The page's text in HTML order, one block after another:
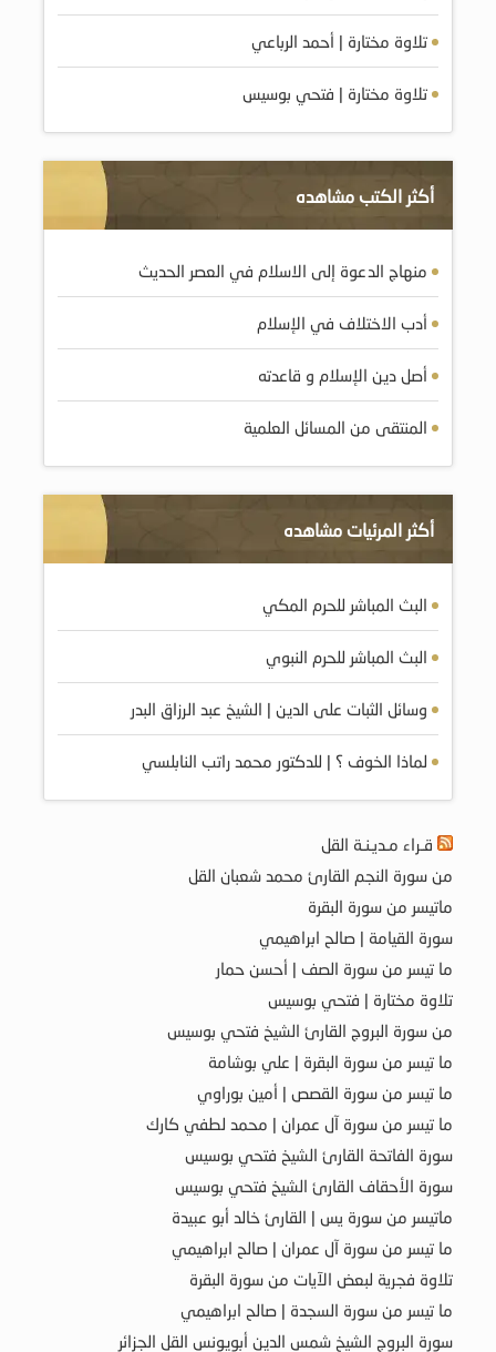
تلاوة مختارة | أحمد الرباعي
تلاوة مختارة | فتحي بوسيس
أكثر الكتب مشاهده
منهاج الدعوة إلى الاسلام في العصر الحديث
أدب الاختلاف في الإسلام
أصل دين الإسلام و قاعدته
المنتقى من المسائل العلمية
أكثر المرئيات مشاهده
البث المباشر للحرم المكي
البث المباشر للحرم النبوي
وسائل الثبات على الدين | الشيخ عبد الرزاق البدر
لماذا الخوف ؟ | للدكتور محمد راتب النابلسي
قـراء مـديـنـة القل
من سورة النجم القارئ محمد شعبان القل
ماتيسر من سورة البقرة
سورة القيامة | صالح ابراهيمي
ما تيسر من سورة الصف | أحسن حمار
تلاوة مختارة | فتحي بوسيس
من سورة البروج القارئ الشيخ فتحي بوسيس
ما تيسر من سورة البقرة | علي بوشامة
ما تيسر من سورة القصص | أمين بوراوي
ما تيسر من سورة آل عمران | محمد لطفي كارك
سورة الفاتحة القارئ الشيخ فتحي بوسيس
سورة الأحقاف القارئ الشيخ فتحي بوسيس
ماتيسر من سورة يس | القارئ خالد أبو عبيدة
ما تيسر من سورة آل عمران | صالح ابراهيمي
تلاوة فجرية لبعض الآيات من سورة البقرة
ما تيسر من سورة السجدة | صالح ابراهيمي
سورة البروج الشيخ شمس الدين أبويونس القل الجزائر